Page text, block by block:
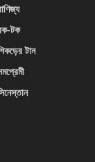
টক
টান